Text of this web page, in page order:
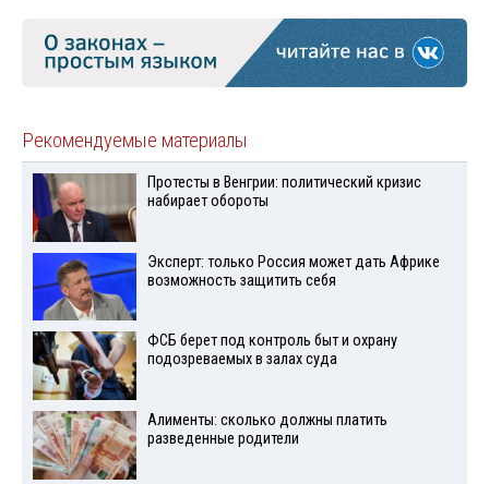
Рекомендуемые материалы
Протесты в Венгрии: политический кризис
набирает обороты
Эксперт: только Россия может дать Африке
возможность защитить себя
ФСБ берет под контроль быт и охрану
подозреваемых в залах суда
Алименты: сколько должны платить
разведенные родители